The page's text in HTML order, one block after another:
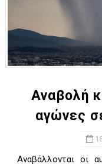
Αναβολή
αγώνες
Αναβάλλονται οι